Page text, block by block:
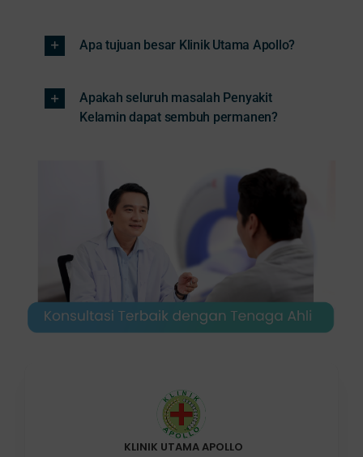
Apa tujuan besar Klinik Utama Apollo?
Apakah seluruh masalah Penyakit
Kelamin dapat sembuh permanen?
KLINIK UTAMA APOLLO